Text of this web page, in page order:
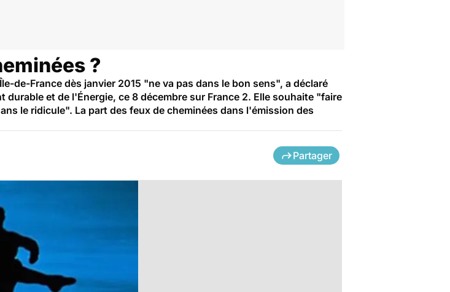
?
de-France dès janvier 2015 "ne va pas dans le bon sens", a déclaré
et de l'Énergie, ce 8 décembre sur France 2. Elle souhaite "faire
le ridicule". La part des feux de cheminées dans l'émission des
Partager